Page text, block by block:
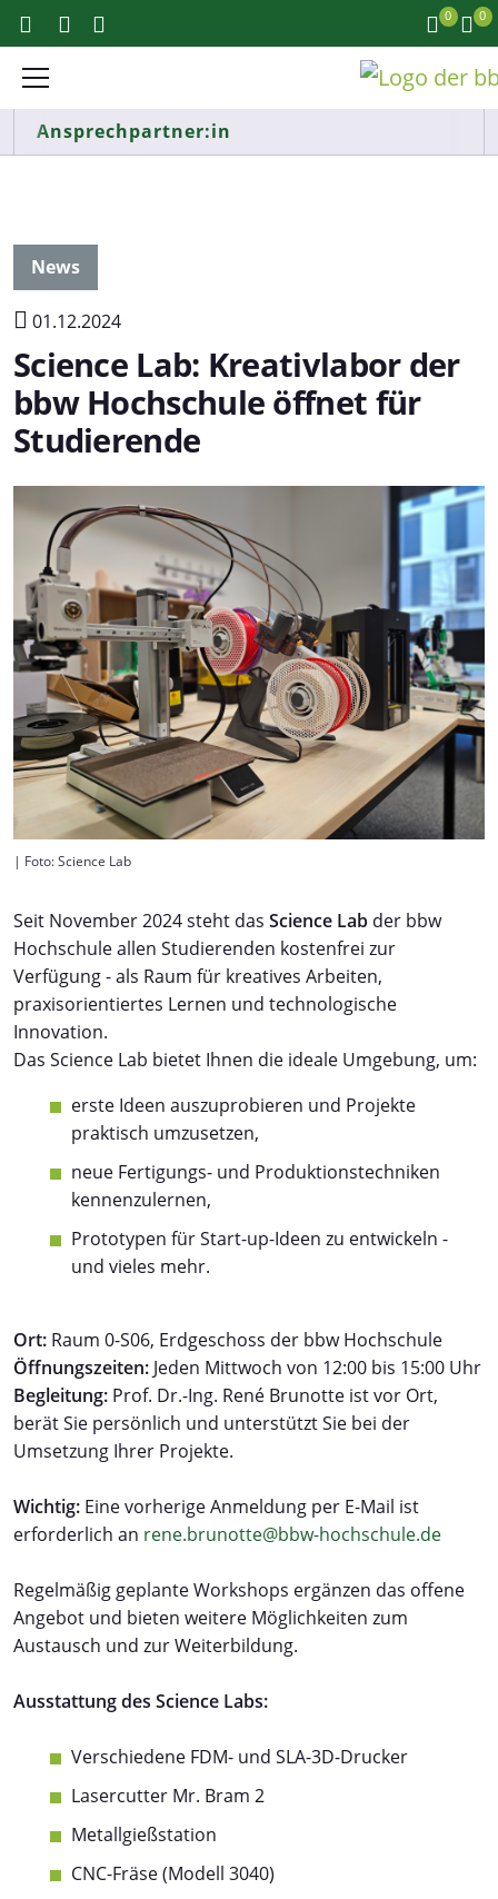
0 0
Ansprechpartner:in
News
01.12.2024
Science Lab: Kreativlabor der
bbw Hochschule öffnet für
Studierende
| Foto: Science Lab
Seit November 2024 steht das Science Lab der bbw
Hochschule allen Studierenden kostenfrei zur
Verfügung - als Raum für kreatives Arbeiten,
praxisorientiertes Lernen und technologische
Innovation.
Das Science Lab bietet Ihnen die ideale Umgebung, um:
erste Ideen auszuprobieren und Projekte
praktisch umzusetzen,
neue Fertigungs- und Produktionstechniken
kennenzulernen,
Prototypen für Start-up-Ideen zu entwickeln -
und vieles mehr.
Ort: Raum 0-S06, Erdgeschoss der bbw Hochschule
Öffnungszeiten: Jeden Mittwoch von 12:00 bis 15:00 Uhr
Begleitung: Prof. Dr.-Ing. René Brunotte ist vor Ort,
berät Sie persönlich und unterstützt Sie bei der
Umsetzung Ihrer Projekte.
Wichtig: Eine vorherige Anmeldung per E-Mail ist
erforderlich an rene.brunotte@bbw-hochschule.de
Regelmäßig geplante Workshops ergänzen das offene
Angebot und bieten weitere Möglichkeiten zum
Austausch und zur Weiterbildung.
Ausstattung des Science Labs:
Verschiedene FDM- und SLA-3D-Drucker
Lasercutter Mr. Bram 2
Metallgießstation
CNC-Fräse (Modell 3040)